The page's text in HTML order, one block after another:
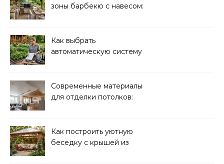
зоны барбекю с навесом:
Как выбрать
автоматическую систему
Современные материалы
для отделки потолков:
Как построить уютную
беседку с крышей из